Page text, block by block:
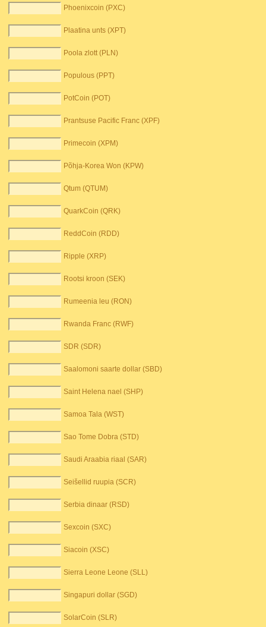
Phoenixcoin (PXC)
Plaatina unts (XPT)
Poola zlott (PLN)
Populous (PPT)
PotCoin (POT)
Prantsuse Pacific Franc (XPF)
Primecoin (XPM)
Põhja-Korea Won (KPW)
Qtum (QTUM)
QuarkCoin (QRK)
ReddCoin (RDD)
Ripple (XRP)
Rootsi kroon (SEK)
Rumeenia leu (RON)
Rwanda Franc (RWF)
SDR (SDR)
Saalomoni saarte dollar (SBD)
Saint Helena nael (SHP)
Samoa Tala (WST)
Sao Tome Dobra (STD)
Saudi Araabia riaal (SAR)
Seišellid ruupia (SCR)
Serbia dinaar (RSD)
Sexcoin (SXC)
Siacoin (XSC)
Sierra Leone Leone (SLL)
Singapuri dollar (SGD)
SolarCoin (SLR)